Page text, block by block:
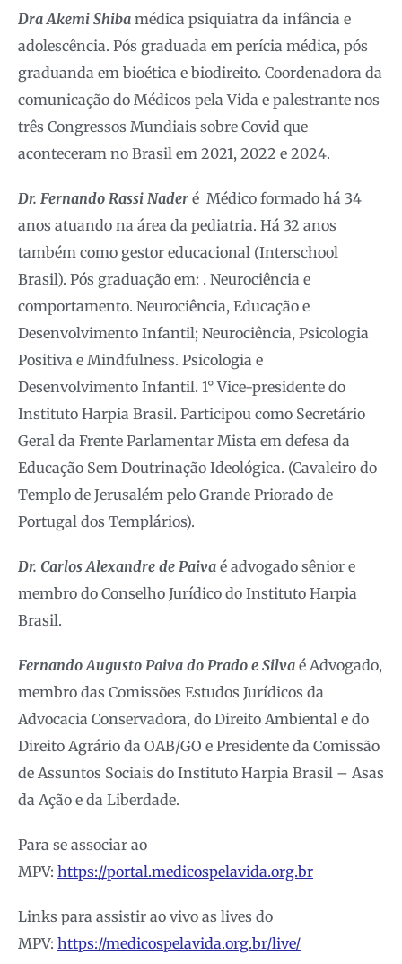
Dra Akemi Shiba médica psiquiatra da infância e
adolescência. Pós graduada em perícia médica, pós
graduanda em bioética e biodireito. Coordenadora da
comunicação do Médicos pela Vida e palestrante nos
três Congressos Mundiais sobre Covid que
aconteceram no Brasil em 2021, 2022 e 2024.
Dr. Fernando Rassi Nader é Médico formado há 34
anos atuando na área da pediatria. Há 32 anos
também como gestor educacional (Interschool
Brasil). Pós graduação em: . Neurociência e
comportamento. Neurociência, Educação e
Desenvolvimento Infantil; Neurociência, Psicologia
Positiva e Mindfulness. Psicologia e
Desenvolvimento Infantil. 1° Vice-presidente do
Instituto Harpia Brasil. Participou como Secretário
Geral da Frente Parlamentar Mista em defesa da
Educação Sem Doutrinação Ideológica. (Cavaleiro do
Templo de Jerusalém pelo Grande Priorado de
Portugal dos Templários).
Dr. Carlos Alexandre de Paiva é advogado sênior e
membro do Conselho Jurídico do Instituto Harpia
Brasil.
Fernando Augusto Paiva do Prado e Silva é Advogado,
membro das Comissões Estudos Jurídicos da
Advocacia Conservadora, do Direito Ambiental e do
Direito Agrário da OAB/GO e Presidente da Comissão
de Assuntos Sociais do Instituto Harpia Brasil – Asas
da Ação e da Liberdade.
Para se associar ao
MPV: https://portal.medicospelavida.org.br
Links para assistir ao vivo as lives do
MPV: https://medicospelavida.org.br/live/